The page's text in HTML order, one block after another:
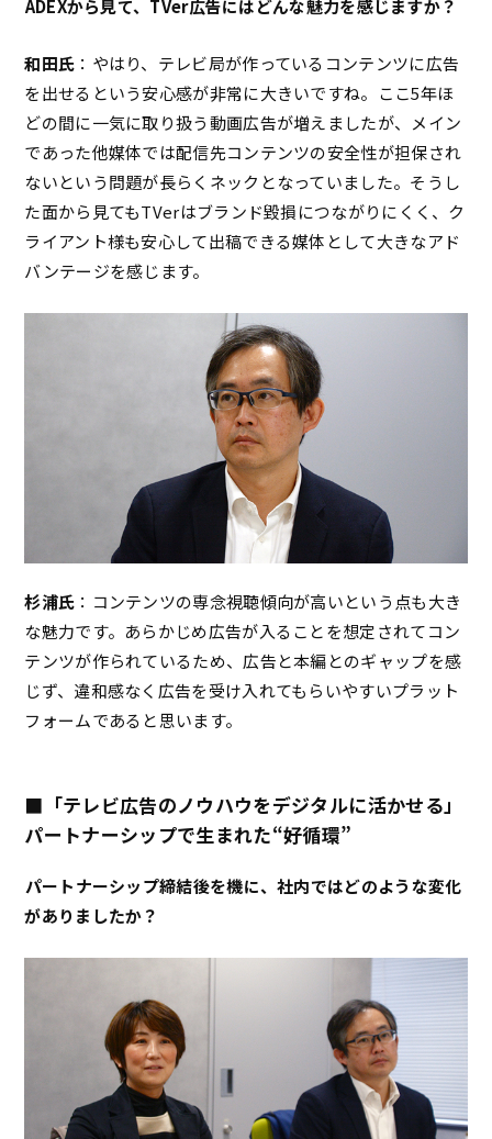
――ADEXから見て、TVer広告にはどんな魅力を感じますか？
和田氏 ：やはり、テレビ局が作っているコンテンツに広告
を出せるという安心感が非常に大きいですね。ここ5年ほ
どの間に一気に取り扱う動画広告が増えましたが、メイン
であった他媒体では配信先コンテンツの安全性が担保され
ないという問題が長らくネックとなっていました。そうし
た面から見てもTVerはブランド毀損につながりにくく、ク
ライアント様も安心して出稿できる媒体として大きなアド
バンテージを感じます。
杉浦氏 ：コンテンツの専念視聴傾向が高いという点も大き
な魅力です。あらかじめ広告が入ることを想定されてコン
テンツが作られているため、広告と本編とのギャップを感
じず、違和感なく広告を受け入れてもらいやすいプラット
フォームであると思います。
■「テレビ広告のノウハウをデジタルに活かせる」
パートナーシップで生まれた“好循環”
――パートナーシップ締結後を機に、社内ではどのような変化
がありましたか？